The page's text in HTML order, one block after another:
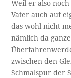
Weil er also
Vater auch auf
das wohl nicht
nämlich da
zwischen den
Schmalspur der